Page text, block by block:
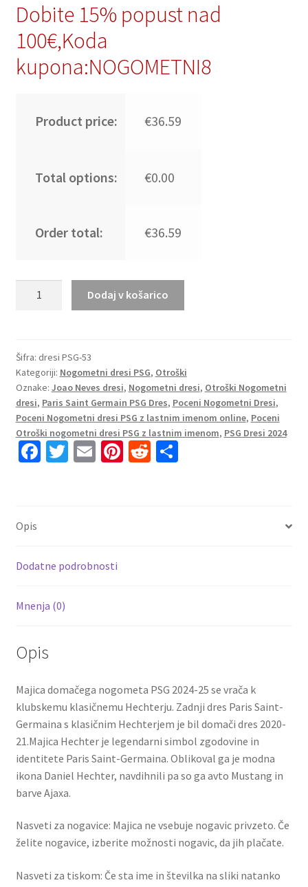
Dobite 15% popust nad
100€,Koda
kupona:NOGOMETNI8
Product price: €36.59
Total options: €0.00
Order total: €36.59
otroke
Paris
Saint-
Germain
PSG
Domači
2024-
87
Dodaj v košarico
Šifra: dresi PSG-53
Kategoriji: Nogometni dresi PSG, Otroški
Oznake: Joao Neves dresi, Nogometni dresi, Otroški Nogometni
dresi, Paris Saint Germain PSG Dres, Poceni Nogometni Dresi,
Poceni Nogometni dresi PSG z lastnim imenom online, Poceni
Otroški nogometni dresi PSG z lastnim imenom, PSG Dresi 2024
Fa
k
T E Pi R S
Opis
Dodatne podrobnosti
Mnenja (0)
Opis
Majica domačega nogometa PSG 2024-25 se vrača k
klubskemu klasičnemu Hechterju. Zadnji dres Paris Saint-
Germaina s klasičnim Hechterjem je bil domači dres 2020-
21.Majica Hechter je legendarni simbol zgodovine in
identitete Paris Saint-Germaina. Oblikoval ga je modna
ikona Daniel Hechter, navdihnili pa so ga avto Mustang in
barve Ajaxa.
Nasveti za nogavice: Majica ne vsebuje nogavic privzeto. Če
želite nogavice, izberite možnosti nogavic, da jih plačate.
Nasveti za tiskom: Če sta ime in številka na sliki natanko